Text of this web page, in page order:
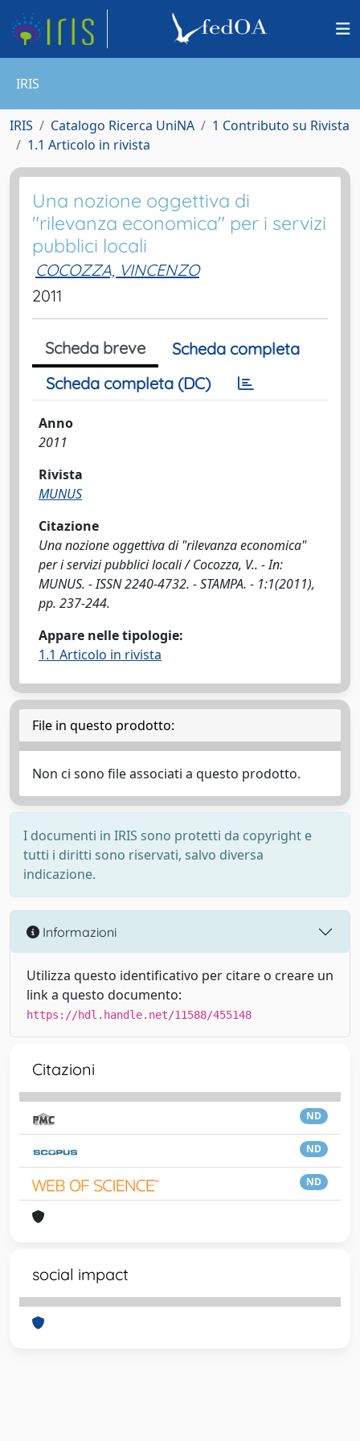
IRIS
IRIS Catalogo Ricerca UniNA
1 Contributo su Rivista
1.1 Articolo in rivista
Una nozione oggettiva di
"rilevanza economica" per i servizi
pubblici locali
COCOZZA, VINCENZO
2011
Scheda breve
Scheda completa
Scheda completa (DC)
Anno
2011
Rivista
MUNUS
Citazione
Una nozione oggettiva di "rilevanza economica"
per i servizi pubblici locali / Cocozza, V.. - In:
MUNUS. - ISSN 2240-4732. - STAMPA. - 1:1(2011),
pp. 237-244.
Appare nelle tipologie:
1.1 Articolo in rivista
File in questo prodotto:
Non ci sono file associati a questo prodotto.
I documenti in IRIS sono protetti da copyright e
tutti i diritti sono riservati, salvo diversa
indicazione.
Informazioni
Utilizza questo identificativo per citare o creare un
link a questo documento:
https://hdl.handle.net/11588/455148
Citazioni
ND
ND
ND
social impact